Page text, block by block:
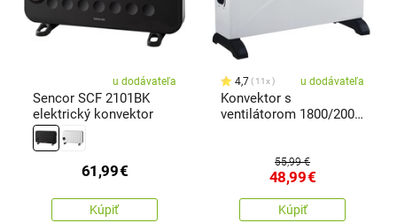
u dodávateľa
Sencor SCF 2101BK
elektrický konvektor
61,99€
Kúpiť
4,7 11x u dodávateľa
Konvektor s
ventilátorom 1800/2000
55,99 €
48,99€
Kúpiť